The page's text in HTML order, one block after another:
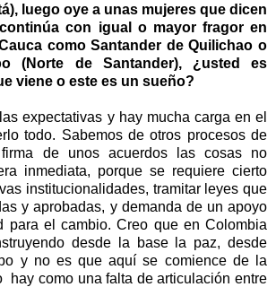
luego oye a unas mujeres que dicen
con igual o mayor fragor en
como Santander de Quilichao o
(Norte de Santander), ¿usted es
viene o este es un sueño?
expectativas y hay mucha carga en el
todo. Sabemos de otros procesos de
de unos acuerdos las cosas no
inmediata, porque se requiere cierto
institucionalidades, tramitar leyes que
y aprobadas, y demanda de un apoyo
para el cambio. Creo que en Colombia
desde la base la paz, desde
y no es que aquí se comience de la
hay como una falta de articulación entre